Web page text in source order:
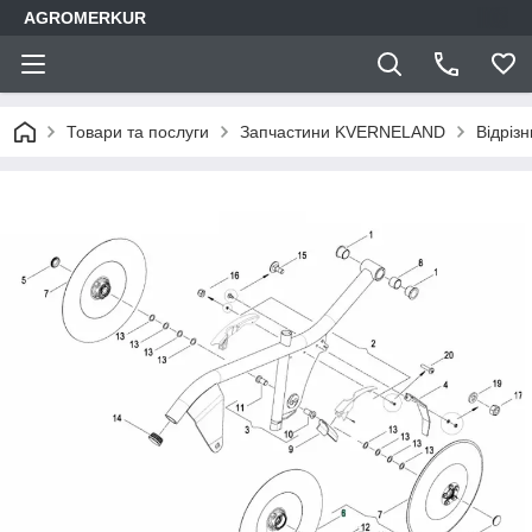
AGROMERKUR
Товари та послуги Запчастини KVERNELAND